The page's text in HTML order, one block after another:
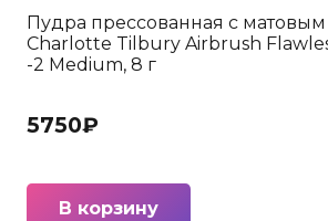
Пудра прессованная с
Charlotte Tilbury Airbrush
-2 Medium, 8 г
5750₽
В корзину